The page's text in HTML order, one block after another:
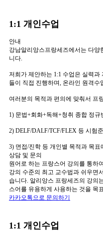
1:1 개인수업
안내
강남알리앙스프랑세즈에서는 다양
니다.
저희가 제안하는 1:1 수업은 실력
들이 직접 진행하며, 온라인 원격수
여러분의 목적과 편의에 맞춰서 프
1) 문법+회화+독해+청취 종합 정규
2) DELF/DALF/TCF/FLEX 등 시험
3) 면접/진학 등 개인별 목적과 목표
상담 및 문의
원어로 하는 프랑스어 강의를 통하
강의 수준의 최고 교수법과 쉬우면
습니다. 알리앙스 프랑세즈의 강의
스어를 유용하게 사용하는 것을 목
카카오톡으로 문의하기
1:1 개인수업